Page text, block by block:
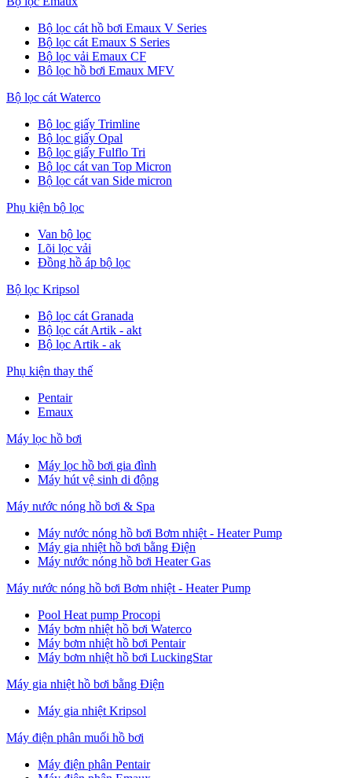
Bộ lọc cát hồ bơi Emaux V Series
Bộ lọc cát Emaux S Series
Bộ lọc vải Emaux CF
Bô lọc hồ bơi Emaux MFV
Bộ lọc cát Waterco
Bộ lọc giấy Trimline
Bộ lọc giấy Opal
Bộ lọc giấy Fulflo Tri
Bộ lọc cát van Top Micron
Bộ lọc cát van Side micron
Phụ kiện bộ lọc
Van bộ lọc
Lõi lọc vải
Đồng hồ áp bộ lọc
Bộ lọc Kripsol
Bộ lọc cát Granada
Bộ lọc cát Artik - akt
Bộ lọc Artik - ak
Phụ kiện thay thế
Pentair
Emaux
Máy lọc hồ bơi
Máy lọc hồ bơi gia đình
Máy hút vệ sinh di động
Máy nước nóng hồ bơi & Spa
Máy nước nóng hồ bơi Bơm nhiệt - Heater Pump
Máy gia nhiệt hồ bơi bằng Điện
Máy nước nóng hồ bơi Heater Gas
Máy nước nóng hồ bơi Bơm nhiệt - Heater Pump
Pool Heat pump Procopi
Máy bơm nhiệt hồ bơi Waterco
Máy bơm nhiệt hồ bơi Pentair
Máy bơm nhiệt hồ bơi LuckingStar
Máy gia nhiệt hồ bơi bằng Điện
Máy gia nhiệt Kripsol
Máy điện phân muối hồ bơi
Máy điện phân Pentair